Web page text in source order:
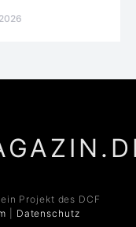
Projekt des DCF
Datenschutz